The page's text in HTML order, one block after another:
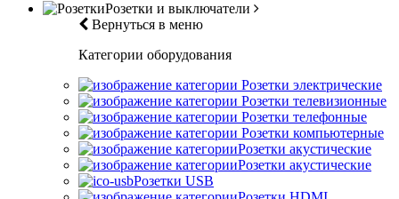
Розетки и выключатели
Вернуться в меню
Категории оборудования
Розетки электрические
Розетки телевизионные
Розетки телефонные
Розетки компьютерные
Розетки акустические
Розетки акустические
Розетки USB